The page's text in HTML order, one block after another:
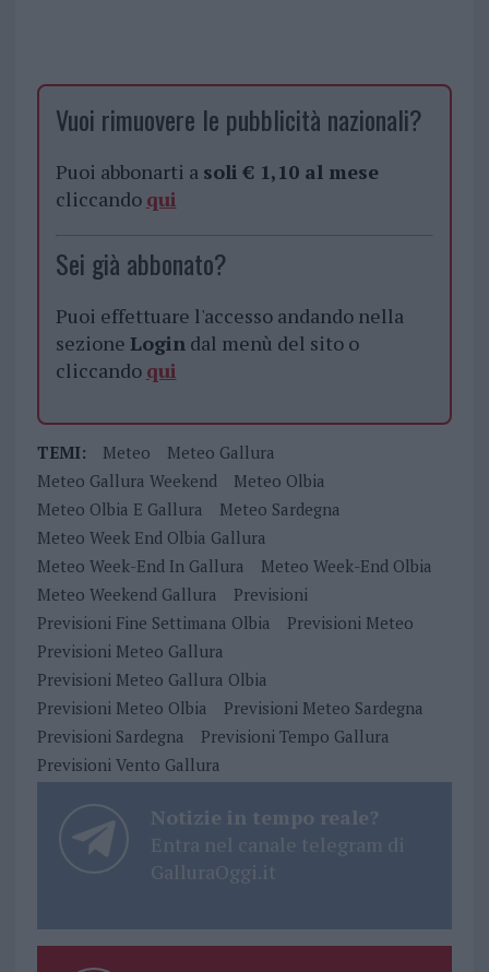
Vuoi rimuovere le pubblicità nazionali?
Puoi abbonarti a soli € 1,10 al mese
cliccando qui
Sei già abbonato?
Puoi effettuare l'accesso andando nella
sezione Logindal menù del sito o
cliccando qui
TEMI: Meteo
Meteo Gallura
Meteo Gallura Weekend
Meteo Olbia
Meteo Olbia E Gallura
Meteo Sardegna
Meteo Week End Olbia Gallura
Meteo Week-End In Gallura
Meteo Week-End Olbia
Meteo Weekend Gallura
Previsioni
Previsioni Fine Settimana Olbia
Previsioni Meteo
Previsioni Meteo Gallura
Previsioni Meteo Gallura Olbia
Previsioni Meteo Olbia
Previsioni Meteo Sardegna
Previsioni Sardegna
Previsioni Tempo Gallura
Previsioni Vento Gallura
Notizie in tempo reale?
Entra nel canale telegram di
GalluraOggi.it